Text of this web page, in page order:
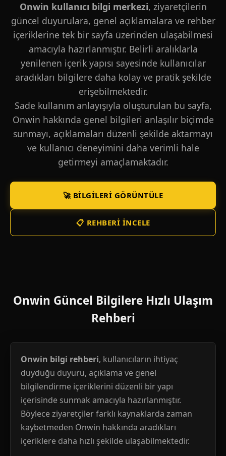
Onwin kullanıcı bilgi merkezi, ziyaretçilerin
güncel duyurulara, genel açıklamalara ve rehber
içeriklerine tek bir sayfa üzerinden ulaşabilmesi
amacıyla hazırlanmıştır. Belirli aralıklarla
yenilenen içerik yapısı sayesinde kullanıcılar
aradıkları bilgilere daha kolay ve pratik şekilde
erişebilmektedir.
Sade kullanım anlayışıyla oluşturulan bu sayfa,
Onwin hakkında genel bilgileri anlaşılır biçimde
sunmayı, açıklamaları düzenli şekilde aktarmayı
ve kullanıcı deneyimini daha verimli hale
getirmeyi amaçlamaktadır.
🚀 BILGILERI GÖRÜNTÜLE
📋 REHBERI İNCELE
Onwin Güncel Bilgilere Hızlı Ulaşım
Rehberi
Onwin bilgi rehberi, kullanıcıların ihtiyaç
duyduğu duyuru, açıklama ve genel
bilgilendirme içeriklerini düzenli bir yapı
içerisinde sunmak amacıyla hazırlanmıştır.
Böylece ziyaretçiler farklı kaynaklarda zaman
kaybetmeden Onwin hakkında aradıkları
içeriklere daha hızlı şekilde ulaşabilmektedir.